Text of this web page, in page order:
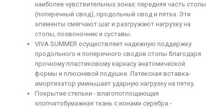
наиболее чувствительных зонах: передняя часть стопы
(поперечный свод), продольный свод и пятка. Эти
элементы смягчают шаг и разгружают нагрузку на
стопы, позвоночник и суставы.
VIVA SUMMER осуществляет надежную поддержку
продольного и поперечного сводов стопы благодаря
прочному пластиковому каркасу анатомической
формы и плюсневой подушке. Латексная вставка-
амортизатор уменьшает ударную нагрузку на пятку.
Покрытие стельки - влагопоглощающая
хлопчатобумажная ткань с ионами серебра -